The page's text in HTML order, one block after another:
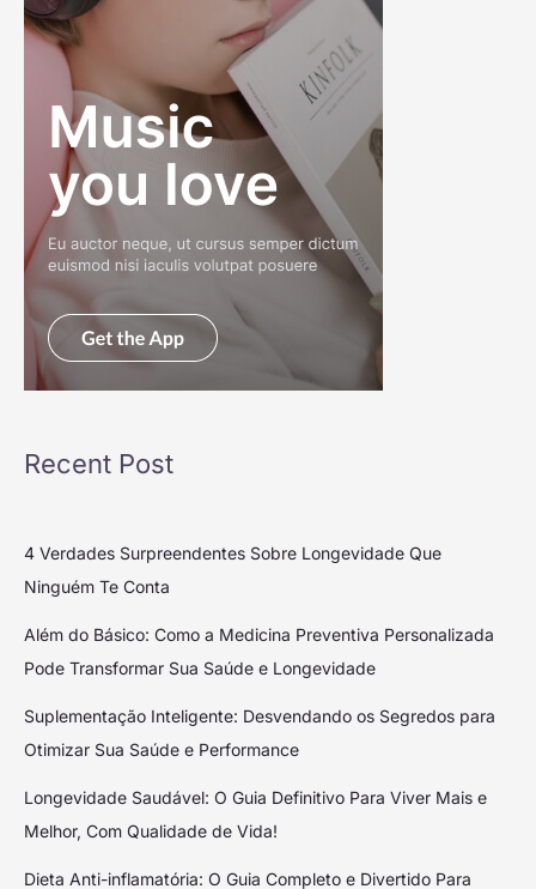
Recent Post
4 Verdades Surpreendentes Sobre Longevidade Que
Ninguém Te Conta
Além do Básico: Como a Medicina Preventiva Personalizada
Pode Transformar Sua Saúde e Longevidade
Suplementação Inteligente: Desvendando os Segredos para
Otimizar Sua Saúde e Performance
Longevidade Saudável: O Guia Definitivo Para Viver Mais e
Melhor, Com Qualidade de Vida!
Dieta Anti-inflamatória: O Guia Completo e Divertido Para